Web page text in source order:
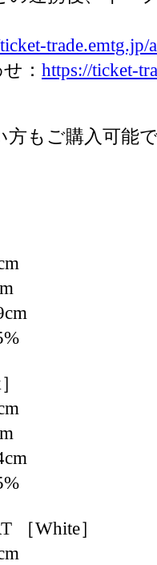
trade.emtg.jp/
： https://ticket-
もご購入可能
［White］